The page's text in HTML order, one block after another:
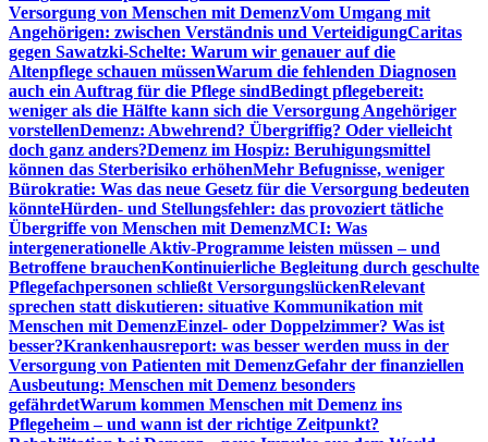
Versorgung von Menschen mit DemenzVom Umgang mit
Angehörigen: zwischen Verständnis und VerteidigungCaritas
gegen Sawatzki-Schelte: Warum wir genauer auf die
Altenpflege schauen müssenWarum die fehlenden Diagnosen
auch ein Auftrag für die Pflege sindBedingt pflegebereit:
weniger als die Hälfte kann sich die Versorgung Angehöriger
vorstellenDemenz: Abwehrend? Übergriffig? Oder vielleicht
doch ganz anders?Demenz im Hospiz: Beruhigungsmittel
können das Sterberisiko erhöhenMehr Befugnisse, weniger
Bürokratie: Was das neue Gesetz für die Versorgung bedeuten
könnteHürden- und Stellungsfehler: das provoziert tätliche
Übergriffe von Menschen mit DemenzMCI: Was
intergenerationelle Aktiv-Programme leisten müssen – und
Betroffene brauchenKontinuierliche Begleitung durch geschulte
Pflegefachpersonen schließt VersorgungslückenRelevant
sprechen statt diskutieren: situative Kommunikation mit
Menschen mit DemenzEinzel- oder Doppelzimmer? Was ist
besser?Krankenhausreport: was besser werden muss in der
Versorgung von Patienten mit DemenzGefahr der finanziellen
Ausbeutung: Menschen mit Demenz besonders
gefährdetWarum kommen Menschen mit Demenz ins
Pflegeheim – und wann ist der richtige Zeitpunkt?